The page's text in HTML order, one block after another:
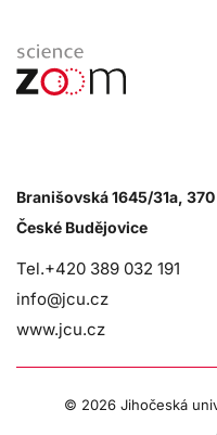
Branišovská 1645/31a,
České Budějovice
Tel.+420 389 032 191
info@jcu.cz
www.jcu.cz
© 2026 Jihočeská